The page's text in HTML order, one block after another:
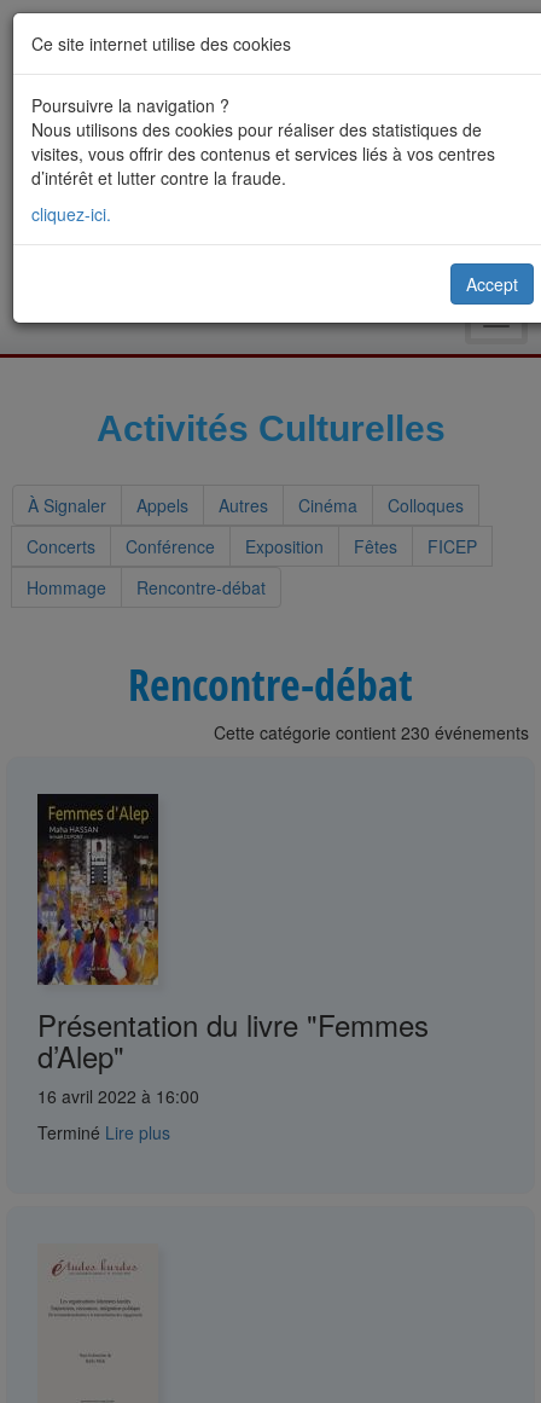
Activités Culturelles
À Signaler Appels Autres Cinéma
Colloques
Concerts
Conférence Exposition Fêtes
FICEP
Hommage
Rencontre-débat
Rencontre-débat
Cette catégorie contient 230 événements
Présentation du livre "Femmes
d’Alep"
16 avril 2022 à 16:00
Terminé Lire plus
Ce site internet utilise des cookies
Poursuivre la navigation ?
Nous utilisons des cookies pour réaliser des statistiques de
visites, vous offrir des contenus et services liés à vos centres
d’intérêt et lutter contre la fraude.
cliquez-ici.
Accept